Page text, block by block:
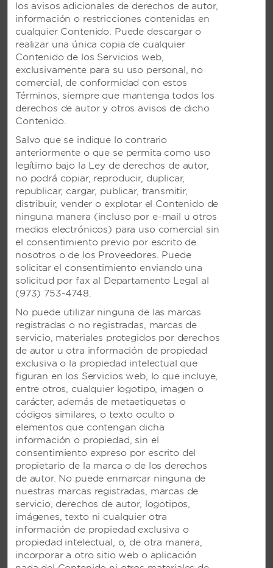
VIVA TANGERINE BY
WYNDHAM, UN TRADEMARK
ALL-INCLUSIVE RESORT EN
CABARETE, REPÚBLICA
DOMINICANA
Pintoresco paraíso en la costa norte de la
isla con dos piscinas y actividades soleadas
como windsurf y kiteboard
VER RESORT
los avisos adicionales de derechos de autor,
información o restricciones contenidas en
cualquier Contenido. Puede descargar o
realizar una única copia de cualquier
Contenido de los Servicios web,
exclusivamente para su uso personal, no
comercial, de conformidad con estos
Términos, siempre que mantenga todos los
derechos de autor y otros avisos de dicho
Contenido.
Salvo que se indique lo contrario
anteriormente o que se permita como uso
legítimo bajo la Ley de derechos de autor,
no podrá copiar, reproducir, duplicar,
republicar, cargar, publicar, transmitir,
distribuir, vender o explotar el Contenido de
ninguna manera (incluso por e-mail u otros
medios electrónicos) para uso comercial sin
el consentimiento previo por escrito de
nosotros o de los Proveedores. Puede
solicitar el consentimiento enviando una
solicitud por fax al Departamento Legal al
(973) 753-4748.
No puede utilizar ninguna de las marcas
registradas o no registradas, marcas de
servicio, materiales protegidos por derechos
de autor u otra información de propiedad
exclusiva o la propiedad intelectual que
figuran en los Servicios web, lo que incluye,
entre otros, cualquier logotipo, imagen o
carácter, además de metaetiquetas o
códigos similares, o texto oculto o
elementos que contengan dicha
información o propiedad, sin el
consentimiento expreso por escrito del
propietario de la marca o de los derechos
de autor. No puede enmarcar ninguna de
nuestras marcas registradas, marcas de
servicio, derechos de autor, logotipos,
imágenes, texto ni cualquier otra
información de propiedad exclusiva o
propiedad intelectual, o, de otra manera,
incorporar a otro sitio web o aplicación